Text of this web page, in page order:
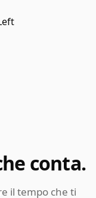
conta.
il tempo che ti